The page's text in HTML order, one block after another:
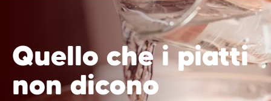
Quello che i piatti
non dicono